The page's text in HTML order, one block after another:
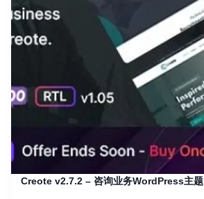
Creote v2.7.2 – 咨询业务WordPress主题